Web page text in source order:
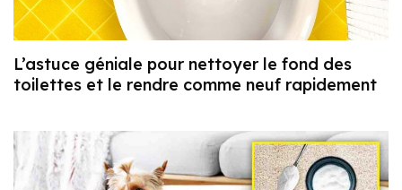
L’astuce géniale pour nettoyer le fond des
toilettes et le rendre comme neuf rapidement